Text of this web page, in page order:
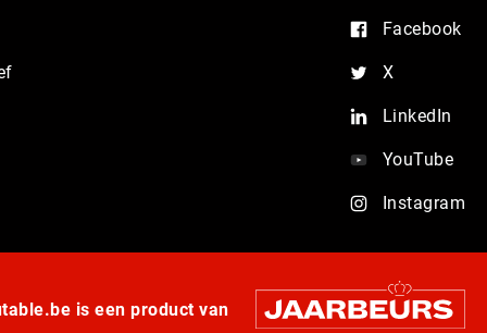
Facebook
X
LinkedIn
YouTube
Instagram
is een product van